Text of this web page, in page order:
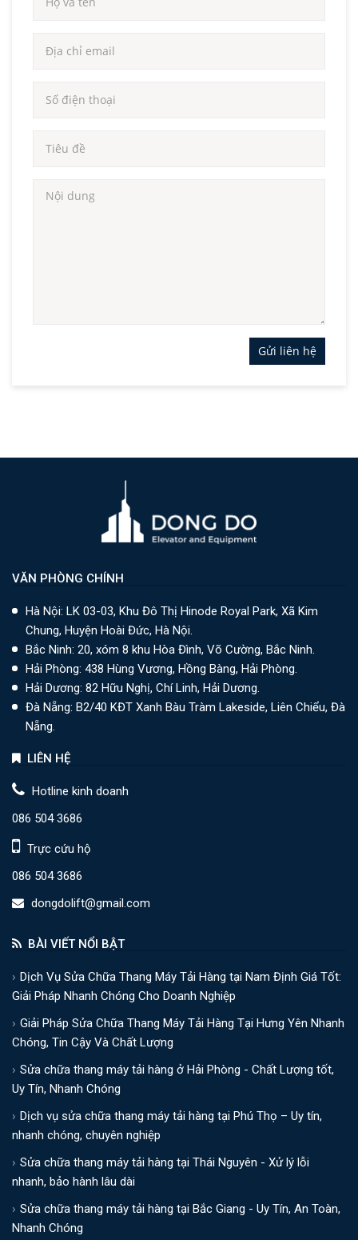
Gửi liên hệ
VĂN PHÒNG CHÍNH
Hà Nội: LK 03-03, Khu Đô Thị Hinode Royal Park, Xã Kim
Chung, Huyện Hoài Đức, Hà Nội.
Bắc Ninh: 20, xóm 8 khu Hòa Đình, Võ Cường, Bắc Ninh.
Hải Phòng: 438 Hùng Vương, Hồng Bàng, Hải Phòng.
Hải Dương: 82 Hữu Nghị, Chí Linh, Hải Dương.
Đà Nẵng: B2/40 KĐT Xanh Bàu Tràm Lakeside, Liên Chiểu, Đà
Nẵng.
LIÊN HỆ
Hotline kinh doanh
086 504 3686
Trực cứu hộ
086 504 3686
dongdolift@gmail.com
BÀI VIẾT NỔI BẬT
Dịch Vụ Sửa Chữa Thang Máy Tải Hàng tại Nam Định Giá Tốt:
Giải Pháp Nhanh Chóng Cho Doanh Nghiệp
Giải Pháp Sửa Chữa Thang Máy Tải Hàng Tại Hưng Yên Nhanh
Chóng, Tin Cậy Và Chất Lượng
Sửa chữa thang máy tải hàng ở Hải Phòng - Chất Lượng tốt,
Uy Tín, Nhanh Chóng
Dịch vụ sửa chữa thang máy tải hàng tại Phú Thọ – Uy tín,
nhanh chóng, chuyên nghiệp
Sửa chữa thang máy tải hàng tại Thái Nguyên - Xử lý lỗi
nhanh, bảo hành lâu dài
Sửa chữa thang máy tải hàng tại Bắc Giang - Uy Tín, An Toàn,
Nhanh Chóng